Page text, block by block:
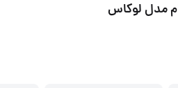
مدل لوکاس